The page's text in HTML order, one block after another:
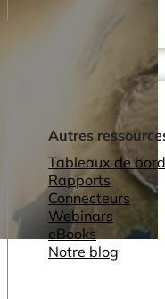
Autres
Tableaux de
Rapports
Connecteurs
Webinars
eBooks
Notre blog